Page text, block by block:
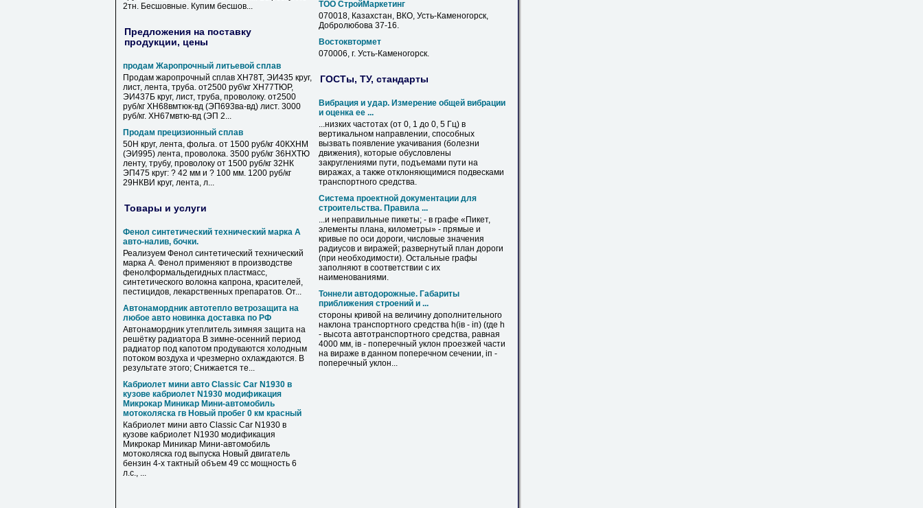
2тн. Бесшовные. Купим бесшов...
Предложения на поставку
продукции, цены
продам Жаропрочный литьевой сплав
Продам жаропрочный сплав ХН78Т, ЭИ435 круг,
лист, лента, труба. от2500 руб\кг ХН77ТЮР,
ЭИ437Б круг, лист, труба, проволоку. от2500
руб/кг ХН68вмтюк-вд (ЭП693ва-вд) лист. 3000
руб/кг. ХН67мвтю-вд (ЭП 2...
Продам прецизионный сплав
50Н круг, лента, фольга. от 1500 руб/кг 40КХНМ
(ЭИ995) лента, проволока. 3500 руб/кг 36НХТЮ
ленту, трубу, проволоку от 1500 руб/кг 32НК
ЭП475 круг: ? 42 мм и ? 100 мм. 1200 руб/кг
29НКВИ круг, лента, л...
Товары и услуги
Фенол синтетический технический марка А
авто-налив, бочки.
Реализуем Фенол синтетический технический
марка А. Фенол применяют в производстве
фенолформальдегидных пластмасс,
синтетического волокна капрона, красителей,
пестицидов, лекарственных препаратов. От...
Автонамордник автотепло ветрозащита на
любое авто новинка доставка по РФ
Автонамордник утеплитель зимняя защита на
решётку радиатора В зимне-осенний период
радиатор под капотом продуваются холодным
потоком воздуха и чрезмерно охлаждаются. В
результате этого; Снижается те...
Кабриолет мини авто Classic Car N1930 в
кузове кабриолет N1930 модификация
Микрокар Миникар Мини-автомобиль
мотоколяска гв Новый пробег 0 км красный
Кабриолет мини авто Classic Car N1930 в
кузове кабриолет N1930 модификация
Микрокар Миникар Мини-автомобиль
мотоколяска год выпуска Новый двигатель
бензин 4-х тактный объем 49 сс мощность 6
л.с., ...
ТОО СтройМаркетинг
070018, Казахстан, ВКО, Усть-Каменогорск,
Добролюбова 37-16.
Востоквтормет
070006, г. Усть-Каменогорск.
ГОСТы, ТУ, стандарты
Вибрация и удар. Измерение общей вибрации
и оценка ее ...
...низких частотах (от 0, 1 до 0, 5 Гц) в
вертикальном направлении, способных
вызвать появление укачивания (болезни
движения), которые обусловлены
закруглениями пути, подъемами пути на
виражах, а также отклоняющимися подвесками
транспортного средства.
Система проектной документации для
строительства. Правила ...
...и неправильные пикеты; - в графе «Пикет,
элементы плана, километры» - прямые и
кривые по оси дороги, числовые значения
радиусов и виражей; развернутый план дороги
(при необходимости). Остальные графы
заполняют в соответствии с их
наименованиями.
Тоннели автодорожные. Габариты
приближения строений и ...
стороны кривой на величину дополнительного
наклона транспортного средства h(iв - iп) (где h
- высота автотранспортного средства, равная
4000 мм, iв - поперечный уклон проезжей части
на вираже в данном поперечном сечении, iп -
поперечный уклон...